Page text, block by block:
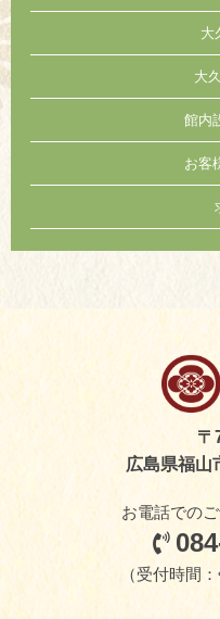
大
大
館内
お客
〒
広島県福山
お電話での
（受付時間